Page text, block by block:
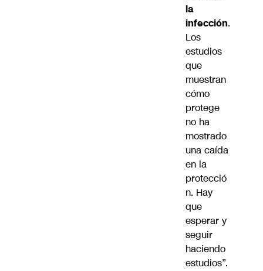
la
infección.
Los
estudios
que
muestran
cómo
protege
no ha
mostrado
una caída
en la
protecció
n. Hay
que
esperar y
seguir
haciendo
estudios”.